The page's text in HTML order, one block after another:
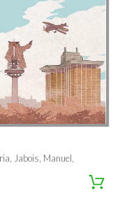
Jabois, Manuel,